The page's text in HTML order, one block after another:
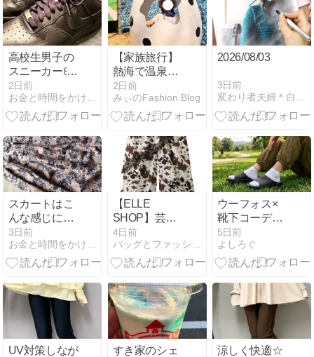
高校生男子の
スニーカー꒰
*✪௰✪ૢ꒱
2日前
お金と時間をかけなくてもキレイになりたい
【家族旅行】
熱海で温泉満
喫♩静岡県三
島の恐竜イベ
ントへ
2日前
みぃのFashion Blog
2026/08/03
3日前
変わり者夫婦＊白黒小豆のほんわか＊安かわ＊言の葉＊のーと
スカートはこ
んな感じにな
った
(•ૢ⚈͒⌄⚈͒•ૢ)
3日前
お金と時間をかけなくてもキレイになりたい
【ELLE
SHOP】芸能
人着用
品/YouTubeご
紹介商品
4日前
バッグとファッション雑貨の通販
ウーフォス×
靴下コーデは
ダサい？おし
ゃれに見せる
着こなし術5
5日前
よしろぐ
UV対策しなが
すき家のシェ
涼しく快適☆